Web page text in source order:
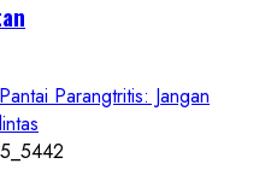
Parangtritis: Jangan